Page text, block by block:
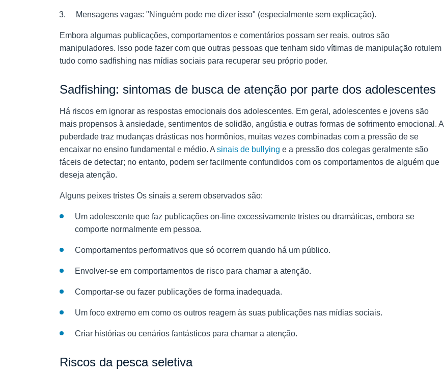
Mensagens vagas: "Ninguém pode me dizer isso" (especialmente sem explicação).
Embora algumas publicações, comportamentos e comentários possam ser reais, outros são
manipuladores. Isso pode fazer com que outras pessoas que tenham sido vítimas de manipulação rotulem
tudo como sadfishing nas mídias sociais para recuperar seu próprio poder.
Sadfishing: sintomas de busca de atenção por parte dos adolescentes
Há riscos em ignorar as respostas emocionais dos adolescentes. Em geral, adolescentes e jovens são
mais propensos à ansiedade, sentimentos de solidão, angústia e outras formas de sofrimento emocional. A
puberdade traz mudanças drásticas nos hormônios, muitas vezes combinadas com a pressão de se
encaixar no ensino fundamental e médio. A sinais de bullying e a pressão dos colegas geralmente são
fáceis de detectar; no entanto, podem ser facilmente confundidos com os comportamentos de alguém que
deseja atenção.
Alguns peixes tristes Os sinais a serem observados são:
Um adolescente que faz publicações on-line excessivamente tristes ou dramáticas, embora se
comporte normalmente em pessoa.
Comportamentos performativos que só ocorrem quando há um público.
Envolver-se em comportamentos de risco para chamar a atenção.
Comportar-se ou fazer publicações de forma inadequada.
Um foco extremo em como os outros reagem às suas publicações nas mídias sociais.
Criar histórias ou cenários fantásticos para chamar a atenção.
Riscos da pesca seletiva